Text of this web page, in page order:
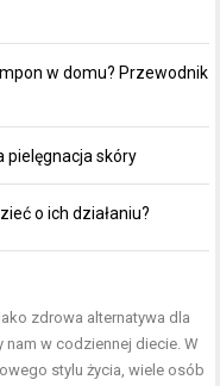
w domu? Przewodnik
pielęgnacja skóry
o ich działaniu?
zdrowa alternatywa dla
w codziennej diecie. W
stylu życia, wiele osób